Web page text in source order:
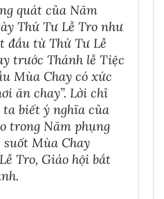
quát của Năm
Thứ Tư Lễ Tro như
đầu từ Thứ Tư Lễ
trước Thánh lễ Tiệc
Mùa Chay có xức
ăn chay”. Lời chỉ
ta biết ý nghĩa của
trong Năm phụng
Mùa Chay
Tro, Giáo hội bắt